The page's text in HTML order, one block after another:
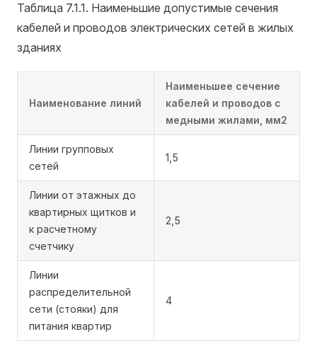
Таблица 7.1.1. Наименьшие допустимые сечения
кабелей и проводов электрических сетей в жилых
зданиях
Наименование линий
Наименьшее сечение
кабелей и проводов с
медными жилами, мм2
Линии групповых
сетей
1,5
Линии от этажных до
квартирных щитков и
к расчетному
счетчику
2,5
Линии
распределительной
сети (стояки) для
питания квартир
4